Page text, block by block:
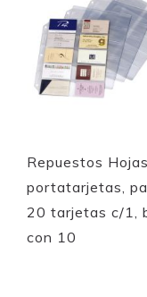
Repuestos Hojas
portatarjetas,
20 tarjetas c/1,
con 10